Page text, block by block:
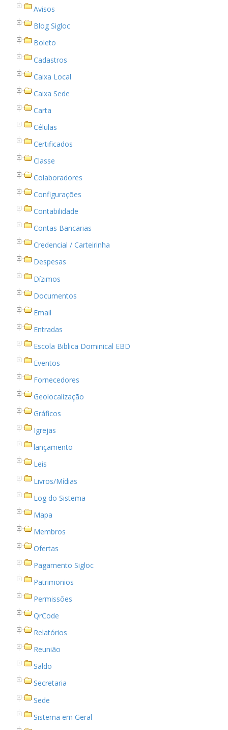
Avisos
Blog Sigloc
Boleto
Cadastros
Caixa Local
Caixa Sede
Carta
Células
Certificados
Classe
Colaboradores
Configurações
Contabilidade
Contas Bancarias
Credencial / Carteirinha
Despesas
Dízimos
Documentos
Email
Entradas
Escola Biblica Dominical EBD
Eventos
Fornecedores
Geolocalização
Gráficos
Igrejas
lançamento
Leis
Livros/Mídias
Log do Sistema
Mapa
Membros
Ofertas
Pagamento Sigloc
Patrimonios
Permissões
QrCode
Relatórios
Reunião
Saldo
Secretaria
Sede
Sistema em Geral